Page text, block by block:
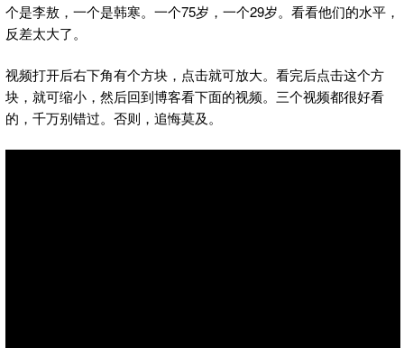
个是李敖，一个是韩寒。一个75岁，一个29岁。看看他们的水平，
反差太大了。
视频打开后右下角有个方块，点击就可放大。看完后点击这个方
块，就可缩小，然后回到博客看下面的视频。三个视频都很好看
的，千万别错过。否则，追悔莫及。